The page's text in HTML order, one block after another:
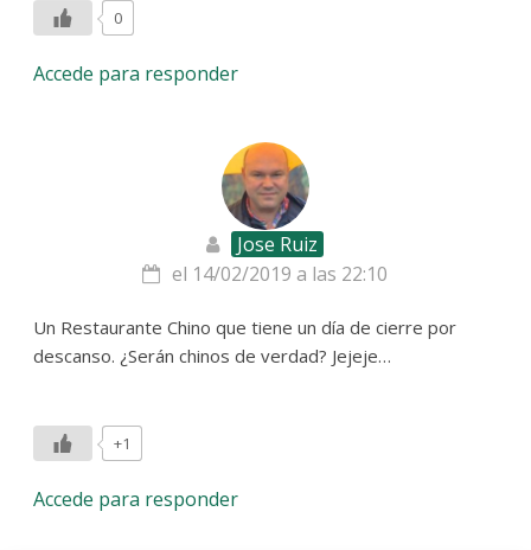
0
Accede para responder
Jose Ruiz
el 14/02/2019 a las 22:10
Un Restaurante Chino que tiene un día de cierre por
descanso. ¿Serán chinos de verdad? Jejeje…
+1
Accede para responder